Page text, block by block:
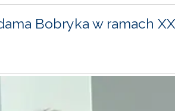
Bobryka w ramach